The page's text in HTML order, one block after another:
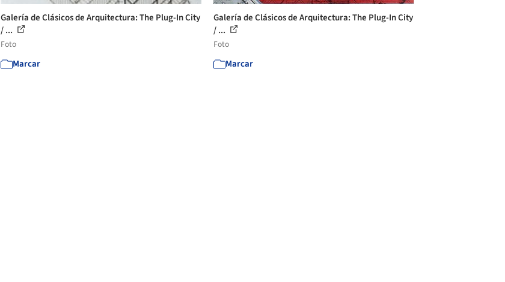
Galería de Clásicos de Arquitectura: The Plug-In City
/ ...
Foto
Marcar
Galería de Clásicos de Arquitectura: The Plug-In City
/ ...
Foto
Marcar